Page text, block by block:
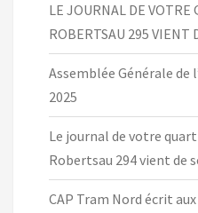
LE JOURNAL DE VOTRE
ROBERTSAU 295 VIENT
Assemblée Générale de
2025
Le journal de votre
Robertsau 294 vient de
CAP Tram Nord écrit